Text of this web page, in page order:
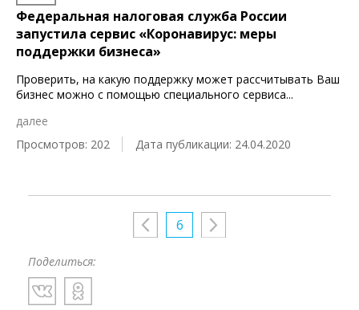
Федеральная налоговая служба России
запустила сервис «Коронавирус: меры
поддержки бизнеса»
Проверить, на какую поддержку может рассчитывать Ваш
бизнес можно с помощью специального сервиса...
далее
Просмотров: 202
Дата публикации: 24.04.2020
6
Поделиться: